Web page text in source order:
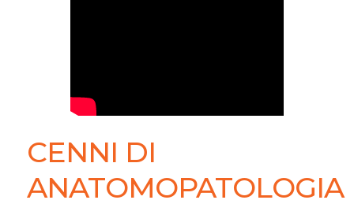
CENNI DI
ANATOMOPATOLOGIA